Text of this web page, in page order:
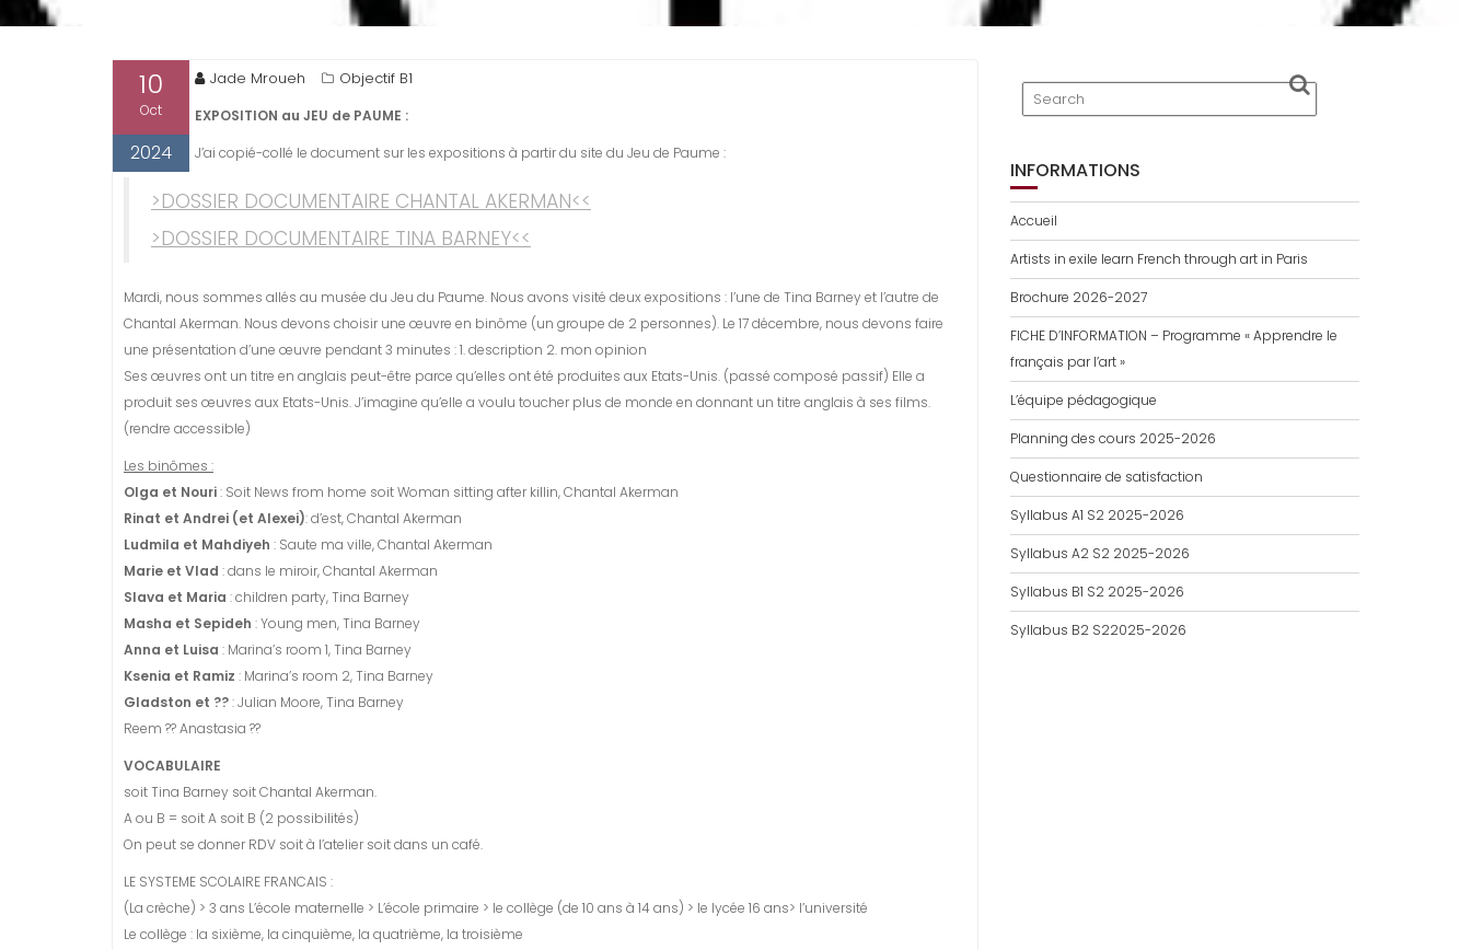
10
Oct
2024
Jade Mroueh Objectif B1
EXPOSITION au JEU de PAUME :
J’ai copié-collé le document sur les expositions à partir du site du Jeu de Paume :
>DOSSIER DOCUMENTAIRE CHANTAL AKERMAN<<
>DOSSIER DOCUMENTAIRE TINA BARNEY<<
Mardi, nous sommes allés au musée du Jeu du Paume. Nous avons visité deux expositions : l’une de Tina Barney et l’autre de
Chantal Akerman. Nous devons choisir une œuvre en binôme (un groupe de 2 personnes). Le 17 décembre, nous devons faire
une présentation d’une œuvre pendant 3 minutes : 1. description 2. mon opinion
Ses œuvres ont un titre en anglais peut-être parce qu’elles ont été produites aux Etats-Unis. (passé composé passif) Elle a
produit ses œuvres aux Etats-Unis. J’imagine qu’elle a voulu toucher plus de monde en donnant un titre anglais à ses films.
(rendre accessible)
Les binômes :
Olga et Nouri: Soit News from home soit Woman sitting after killin, Chantal Akerman
Rinat et Andrei (et Alexei): d’est, Chantal Akerman
Ludmila et Mahdiyeh : Saute ma ville, Chantal Akerman
Marie et Vlad : dans le miroir, Chantal Akerman
Slava et Maria : children party, Tina Barney
Masha et Sepideh : Young men, Tina Barney
Anna et Luisa : Marina’s room 1, Tina Barney
Ksenia et Ramiz : Marina’s room 2, Tina Barney
Gladston et ??: Julian Moore, Tina Barney
Reem ?? Anastasia ??
VOCABULAIRE
soit Tina Barney soit Chantal Akerman.
A ou B = soit A soit B (2 possibilités)
On peut se donner RDV soit à l’atelier soit dans un café.
LE SYSTEME SCOLAIRE FRANCAIS :
(La crèche) > 3 ans L’école maternelle > L’école primaire > le collège (de 10 ans à 14 ans) > le lycée 16 ans> l’université
Le collège : la sixième, la cinquième, la quatrième, la troisième
INFORMATIONS
Accueil
Artists in exile learn French through art in Paris
Brochure 2026-2027
FICHE D’INFORMATION – Programme « Apprendre le
français par l’art »
L’équipe pédagogique
Planning des cours 2025-2026
Questionnaire de satisfaction
Syllabus A1 S2 2025-2026
Syllabus A2 S2 2025-2026
Syllabus B1 S2 2025-2026
Syllabus B2 S22025-2026